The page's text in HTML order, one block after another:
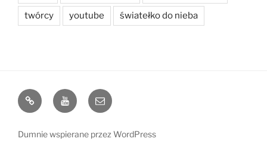
twórcy youtube światełko do nieba
bandcampYoutubee-
mail
Dumnie wspierane przez WordPress